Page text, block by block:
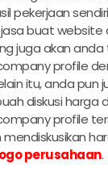
pekerjaan
jasa buat website
juga akan
profile
itu, anda pun
diskusi harga
profile
perusahaan.